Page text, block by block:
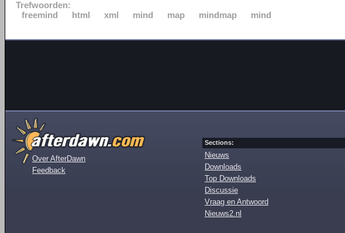
Trefwoorden:
freemind
html xml mind map mindmap mind
Over AfterDawn
Feedback
Sections:
Nieuws
Downloads
Top Downloads
Discussie
Vraag en Antwoord
Nieuws2.nl